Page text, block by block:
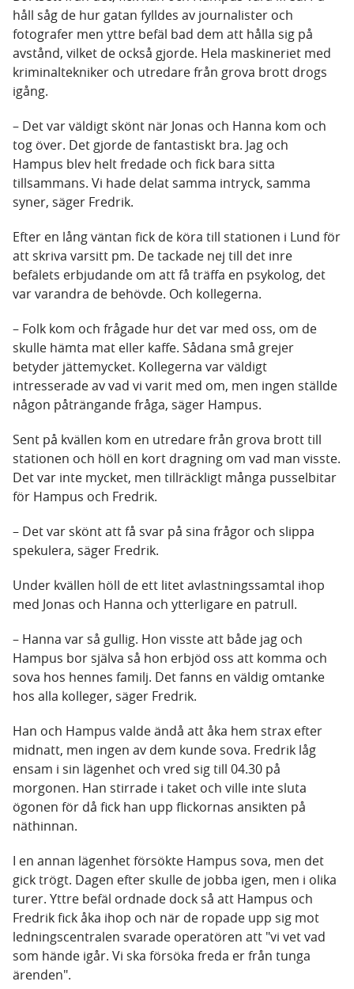
håll såg de hur gatan fylldes av journalister och
fotografer men yttre befäl bad dem att hålla sig på
avstånd, vilket de också gjorde. Hela maskineriet med
kriminaltekniker och utredare från grova brott drogs
igång.
– Det var väldigt skönt när Jonas och Hanna kom och
tog över. Det gjorde de fantastiskt bra. Jag och
Hampus blev helt fredade och fick bara sitta
tillsammans. Vi hade delat samma intryck, samma
syner, säger Fredrik.
Efter en lång väntan fick de köra till stationen i Lund för
att skriva varsitt pm. De tackade nej till det inre
befälets erbjudande om att få träffa en psykolog, det
var varandra de behövde. Och kollegerna.
– Folk kom och frågade hur det var med oss, om de
skulle hämta mat eller kaffe. Sådana små grejer
betyder jättemycket. Kollegerna var väldigt
intresserade av vad vi varit med om, men ingen ställde
någon påträngande fråga, säger Hampus.
Sent på kvällen kom en utredare från grova brott till
stationen och höll en kort dragning om vad man visste.
Det var inte mycket, men tillräckligt många pusselbitar
för Hampus och Fredrik.
– Det var skönt att få svar på sina frågor och slippa
spekulera, säger Fredrik.
Under kvällen höll de ett litet avlastningssamtal ihop
med Jonas och Hanna och ytterligare en patrull.
– Hanna var så gullig. Hon visste att både jag och
Hampus bor själva så hon erbjöd oss att komma och
sova hos hennes familj. Det fanns en väldig omtanke
hos alla kolleger, säger Fredrik.
Han och Hampus valde ändå att åka hem strax efter
midnatt, men ingen av dem kunde sova. Fredrik låg
ensam i sin lägenhet och vred sig till 04.30 på
morgonen. Han stirrade i taket och ville inte sluta
ögonen för då fick han upp flickornas ansikten på
näthinnan.
I en annan lägenhet försökte Hampus sova, men det
gick trögt. Dagen efter skulle de jobba igen, men i olika
turer. Yttre befäl ordnade dock så att Hampus och
Fredrik fick åka ihop och när de ropade upp sig mot
ledningscentralen svarade operatören att "vi vet vad
som hände igår. Vi ska försöka freda er från tunga
ärenden".